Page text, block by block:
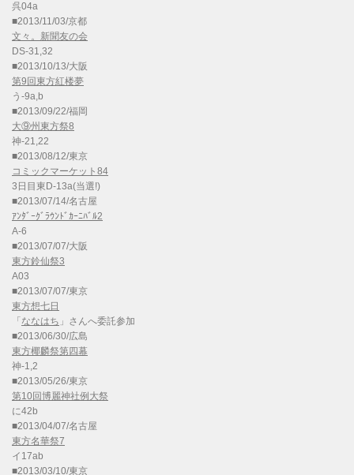
呉04a
■2013/11/03/京都
文々。新聞友の会
DS-31,32
■2013/10/13/大阪
第9回東方紅楼夢
う-9a,b
■2013/09/22/福岡
大⑨州東方祭8
神-21,22
■2013/08/12/東京
コミックマーケット84
3日目東D-13a(当選!)
■2013/07/14/名古屋
ｱﾝﾀﾞｰｸﾞﾗｳﾝﾄﾞｶｰﾆﾊﾞﾙ2
A-6
■2013/07/07/大阪
東方鈴仙祭3
A03
■2013/07/07/東京
東方想七日
「 ななはち 」さんへ委託参加
■2013/06/30/広島
東方椰麟祭第四幕
神-1,2
■2013/05/26/東京
第10回博麗神社例大祭
に42b
■2013/04/07/名古屋
東方名華祭7
イ17ab
■2013/03/10/東京